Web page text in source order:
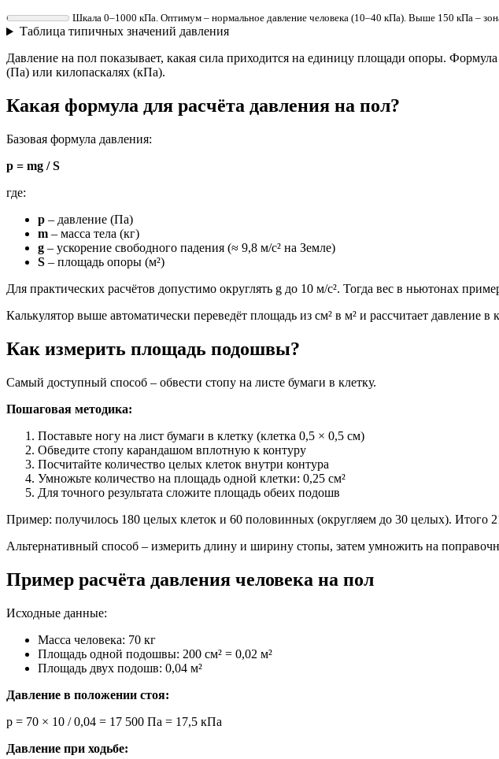
Шкала 0–1000 кПа. Оптимум – нормальное давление человека (10–40 кПа). Выше 150 кПа –
Таблица типичных значений давления
Давление на пол показывает, какая сила приходится на единицу площади опоры. Формула
(Па) или килопаскалях (кПа).
Какая формула для расчёта давления на пол?
Базовая формула давления:
p = mg / S
где:
p – давление (Па)
m – масса тела (кг)
g – ускорение свободного падения (≈ 9,8 м/с² на Земле)
S – площадь опоры (м²)
Для практических расчётов допустимо округлять g до 10 м/с². Тогда вес в ньютонах
Калькулятор выше автоматически переведёт площадь из см² в м² и рассчитает давление в
Как измерить площадь подошвы?
Самый доступный способ – обвести стопу на листе бумаги в клетку.
Пошаговая методика:
Поставьте ногу на лист бумаги в клетку (клетка 0,5 × 0,5 см)
Обведите стопу карандашом вплотную к контуру
Посчитайте количество целых клеток внутри контура
Умножьте количество на площадь одной клетки: 0,25 см²
Для точного результата сложите площадь обеих подошв
Пример: получилось 180 целых клеток и 60 половинных (округляем до 30 целых). Итого
Альтернативный способ – измерить длину и ширину стопы, затем умножить на
Пример расчёта давления человека на пол
Исходные данные:
Масса человека: 70 кг
Площадь одной подошвы: 200 см² = 0,02 м²
Площадь двух подошв: 0,04 м²
Давление в положении стоя:
p = 70 × 10 / 0,04 = 17 500 Па = 17,5 кПа
Давление при ходьбе: